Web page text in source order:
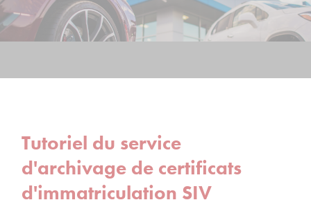
Tutoriel du service
d'archivage de certificats
d'immatriculation SIV